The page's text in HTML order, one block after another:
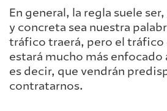
En general, la regla suele
y concreta sea nuestra
tráfico traerá, pero el tráfico
estará mucho más enfocado
es decir, que vendrán
contratarnos.